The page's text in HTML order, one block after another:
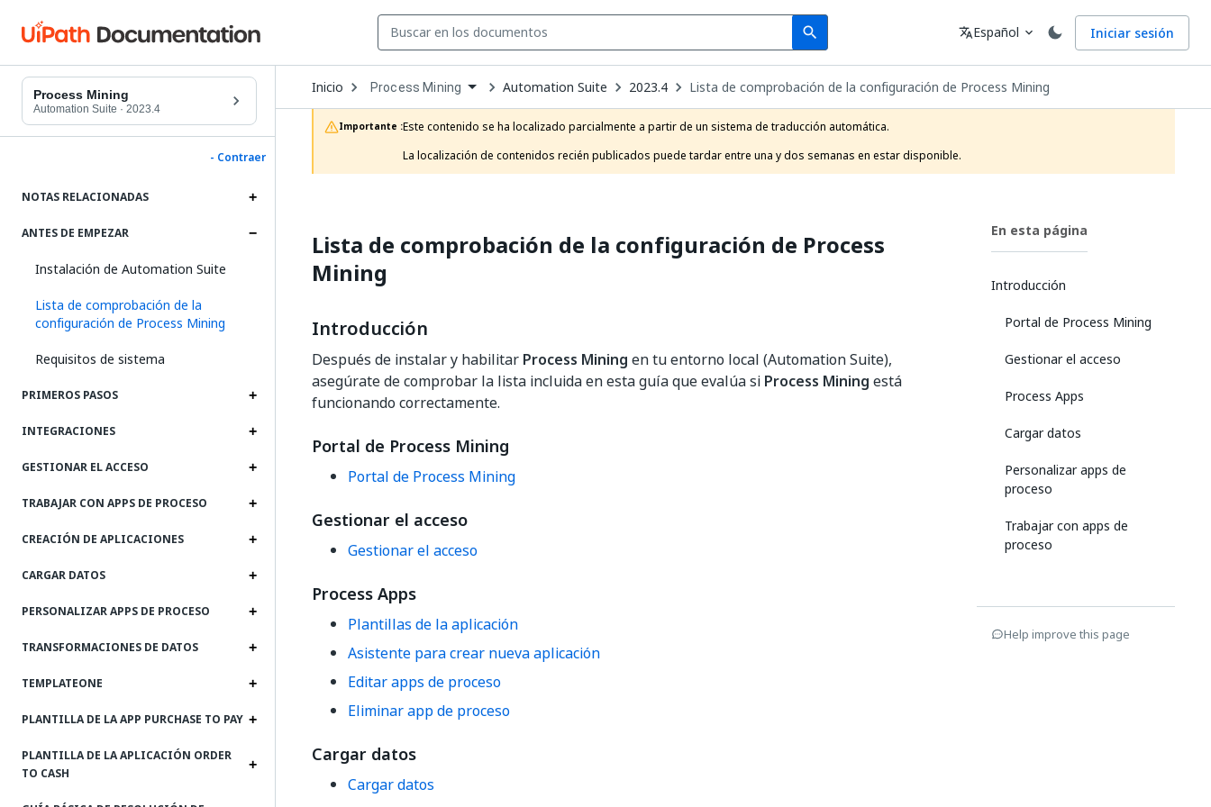
search
Search Idioma
translateEspañol expand_more Iniciar sesión
Process Mining
Automation Suite · 2023.4
- Contraer
NOTAS RELACIONADAS
ANTES DE EMPEZAR
Instalación de Automation Suite
Lista de comprobación de la
configuración de Process Mining
Requisitos de sistema
PRIMEROS PASOS
INTEGRACIONES
GESTIONAR EL ACCESO
TRABAJAR CON APPS DE PROCESO
CREACIÓN DE APLICACIONES
CARGAR DATOS
PERSONALIZAR APPS DE PROCESO
TRANSFORMACIONES DE DATOS
TEMPLATEONE
PLANTILLA DE LA APP PURCHASE TO PAY
PLANTILLA DE LA APLICACIÓN ORDER
TO CASH
Inicio Open
Dropdown
to
choose
product
Process Mining Automation Suite 2023.4 Lista de comprobación de la configuración de Process Mining
Importante :Este contenido se ha localizado parcialmente a partir de un sistema de traducción automática.
La localización de contenidos recién publicados puede tardar entre una y dos semanas en estar disponible.
Lista de comprobación de la configuración de Process
Mining
Introducción
Después de instalar y habilitar Process Mining en tu entorno local (Automation Suite),
asegúrate de comprobar la lista incluida en esta guía que evalúa si Process Mining está
funcionando correctamente.
Portal de Process Mining
Portal de Process Mining
Gestionar el acceso
Gestionar el acceso
Process Apps
Plantillas de la aplicación
Asistente para crear nueva aplicación
Editar apps de proceso
Eliminar app de proceso
Cargar datos
Cargar datos
En esta página
Introducción
Portal de Process Mining
Gestionar el acceso
Process Apps
Cargar datos
Personalizar apps de
proceso
Trabajar con apps de
proceso
Help improve this page